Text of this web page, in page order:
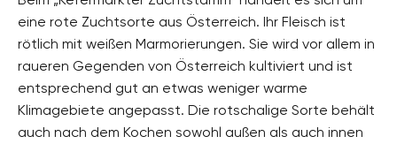
eine rote Zuchtsorte aus Österreich. Ihr Fleisch ist
rötlich mit weißen Marmorierungen. Sie wird vor allem in
raueren Gegenden von Österreich kultiviert und ist
entsprechend gut an etwas weniger warme
Klimagebiete angepasst. Die rotschalige Sorte behält
auch nach dem Kochen sowohl außen als auch innen